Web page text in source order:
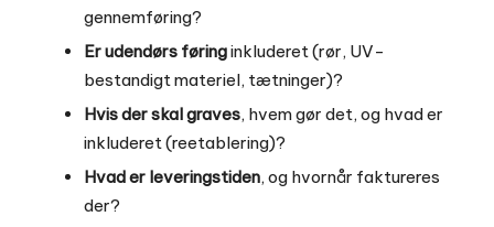
gennemføring?
Er udendørs føringinkluderet (rør, UV-
bestandigt materiel, tætninger)?
Hvis der skal graves, hvem gør det, og hvad er
inkluderet (reetablering)?
Hvad er leveringstiden, og hvornår faktureres
der?